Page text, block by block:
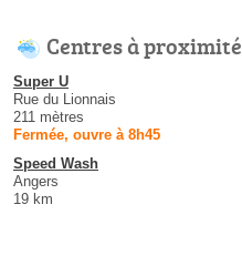
Centres à proximité
Super U
Rue du Lionnais
211 mètres
Fermée, ouvre à 8h45
Speed Wash
Angers
19 km